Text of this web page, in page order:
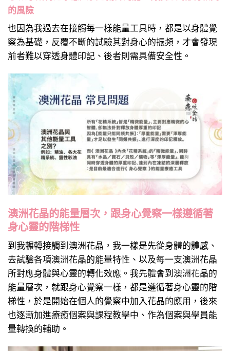
的風險
也因為我過去在接觸每一樣能量工具時，都是以身體覺
察為基礎，反覆不斷的試驗其對身心的振頻，才會發現
前者難以穿透身體印記、後者則需具備安全性。
澳洲花晶的能量層次，跟身心覺察一樣遵循著
身心靈的階梯性
到我輾轉接觸到澳洲花晶，我一樣是先從身體的體感、
去試驗各項澳洲花晶的能量特性、以及每一支澳洲花晶
所對應身體與心靈的轉化效應。我先體會到澳洲花晶的
能量層次，就跟身心覺察一樣，都是遵循著身心靈的階
梯性，於是開始在個人的覺察中加入花晶的應用，後來
也逐漸加進療癒個案與課程教學中、作為個案與學員能
量轉換的輔助。